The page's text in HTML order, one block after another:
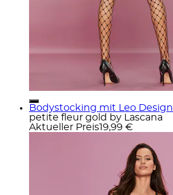
Bodystocking mit Leo Design
petite fleur gold by Lascana
Aktueller Preis19,99 €